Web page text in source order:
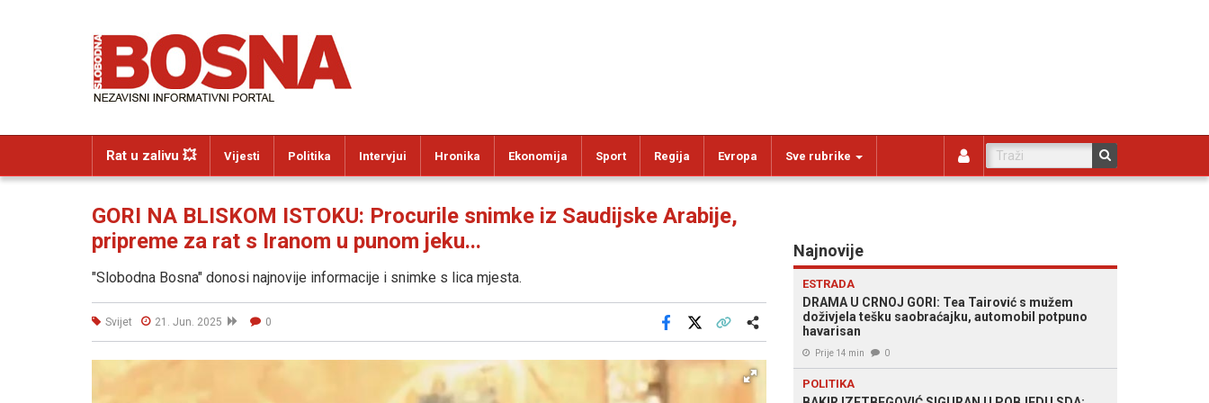
Rat u zalivu 💥 Vijesti Politika Intervjui Hronika Ekonomija Sport Regija Evropa Sve rubrike
GORI NA BLISKOM ISTOKU: Procurile snimke iz Saudijske Arabije,
pripreme za rat s Iranom u punom jeku...
"Slobodna Bosna" donosi najnovije informacije i snimke s lica mjesta.
Svijet 21. Jun. 2025 0
Facebook
Najnovije
ESTRADA
DRAMA U CRNOJ GORI: Tea Tairović s mužem
doživjela tešku saobraćajku, automobil potpuno
havarisan
Prije 14 min 0
POLITIKA